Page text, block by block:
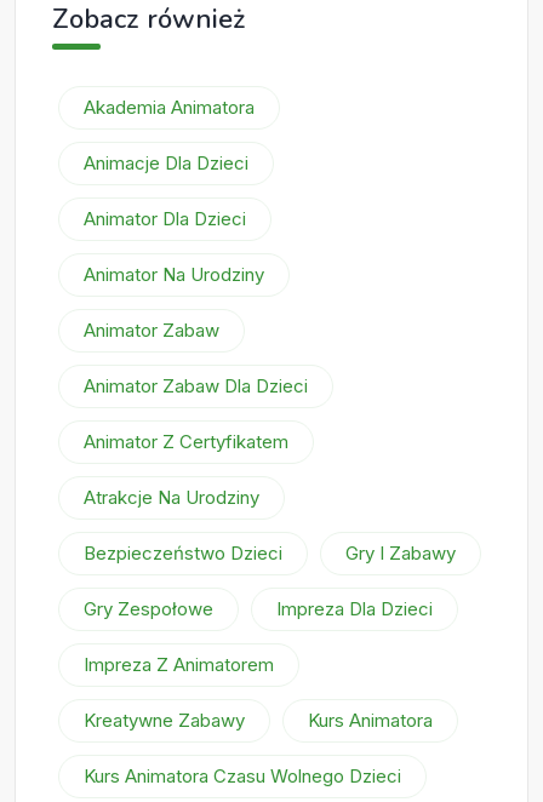
Zobacz również
Akademia Animatora
Animacje Dla Dzieci
Animator Dla Dzieci
Animator Na Urodziny
Animator Zabaw
Animator Zabaw Dla Dzieci
Animator Z Certyfikatem
Atrakcje Na Urodziny
Bezpieczeństwo Dzieci Gry I Zabawy
Gry Zespołowe Impreza Dla Dzieci
Impreza Z Animatorem
Kreatywne Zabawy Kurs Animatora
Kurs Animatora Czasu Wolnego Dzieci